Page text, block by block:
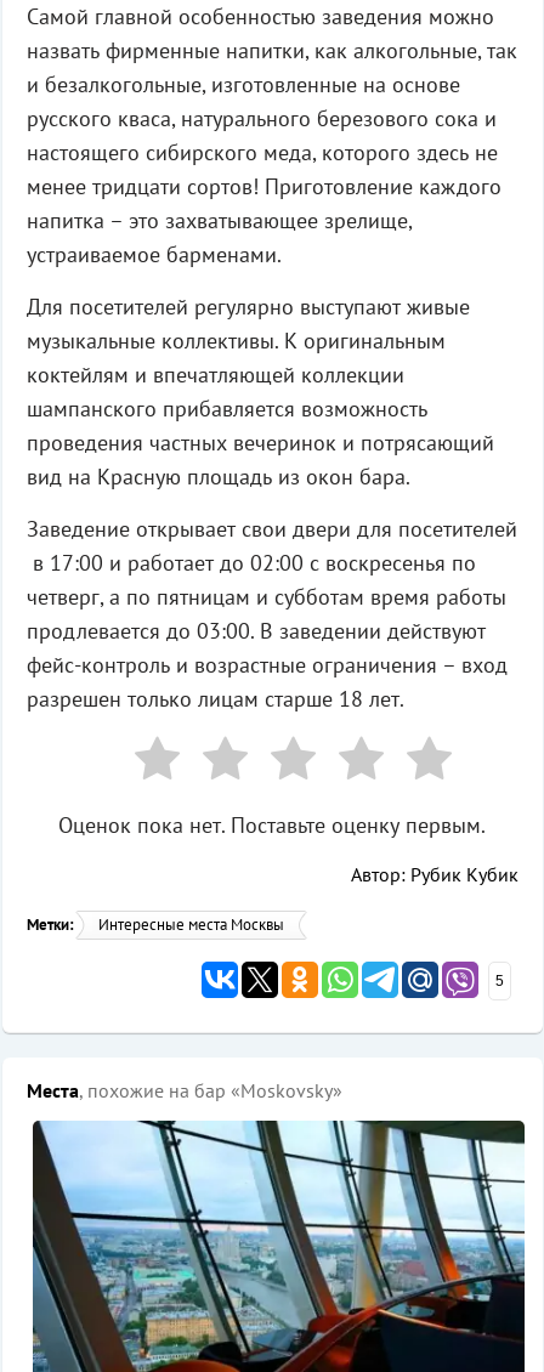
Самой главной особенностью заведения можно
назвать фирменные напитки, как алкогольные, так
и безалкогольные, изготовленные на основе
русского кваса, натурального березового сока и
настоящего сибирского меда, которого здесь не
менее тридцати сортов! Приготовление каждого
напитка – это захватывающее зрелище,
устраиваемое барменами.
Для посетителей регулярно выступают живые
музыкальные коллективы. К оригинальным
коктейлям и впечатляющей коллекции
шампанского прибавляется возможность
проведения частных вечеринок и потрясающий
вид на Красную площадь из окон бара.
Заведение открывает свои двери для посетителей
в 17:00 и работает до 02:00 с воскресенья по
четверг, а по пятницам и субботам время работы
продлевается до 03:00. В заведении действуют
фейс-контроль и возрастные ограничения – вход
разрешен только лицам старше 18 лет.
Оценок пока нет. Поставьте оценку первым.
Автор: Рубик Кубик
Метки: Интересные места Москвы
5
Места, похожие на бар «Moskovsky»